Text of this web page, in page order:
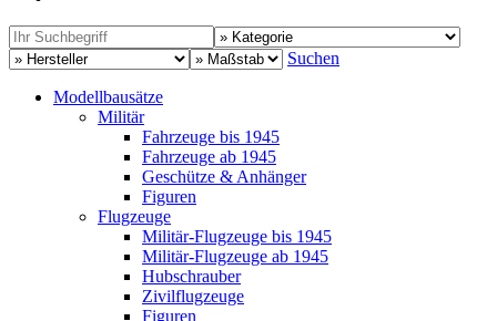
Suchen
Modellbausätze
Militär
Fahrzeuge bis 1945
Fahrzeuge ab 1945
Geschütze & Anhänger
Figuren
Flugzeuge
Militär-Flugzeuge bis 1945
Militär-Flugzeuge ab 1945
Hubschrauber
Zivilflugzeuge
Figuren